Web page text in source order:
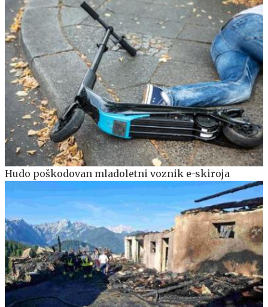
Hudo poškodovan mladoletni voznik e-skiroja